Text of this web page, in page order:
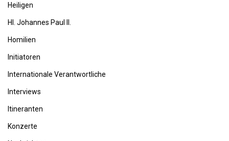
Heiligen
Hl. Johannes Paul II.
Homilien
Initiatoren
Internationale Verantwortliche
Interviews
Itineranten
Konzerte